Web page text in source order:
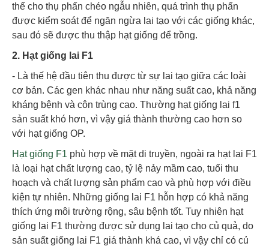
thể cho thụ phấn chéo ngẫu nhiên, quá trình thụ phấn
được kiểm soát để ngăn ngừa lai tạo với các giống khác,
sau đó sẽ được thu thập hạt giống để trồng.
2. Hạt giống lai F1
- Là thế hệ đầu tiên thu được từ sự lai tạo giữa các loài
cơ bản. Các gen khác nhau như năng suất cao, khả năng
kháng bệnh và côn trùng cao. Thường hạt giống lai f1
sản suất khó hơn, vì vậy giá thành thường cao hơn so
với hạt giống OP.
Hạt giống F1 phù hợp về mặt di truyền, ngoài ra hạt lai F1
là loại hạt chất lượng cao, tỷ lệ nảy mầm cao, tuổi thu
hoạch và chất lượng sản phẩm cao và phù hợp với điều
kiện tự nhiên. Những giống lai F1 hỗn hợp có khả năng
thích ứng môi trường rộng, sâu bệnh tốt. Tuy nhiên hạt
giống lai F1 thường được sử dụng lai tạo cho củ quả, do
sản suất giống lai F1 giá thành khá cao, vì vậy chỉ có củ